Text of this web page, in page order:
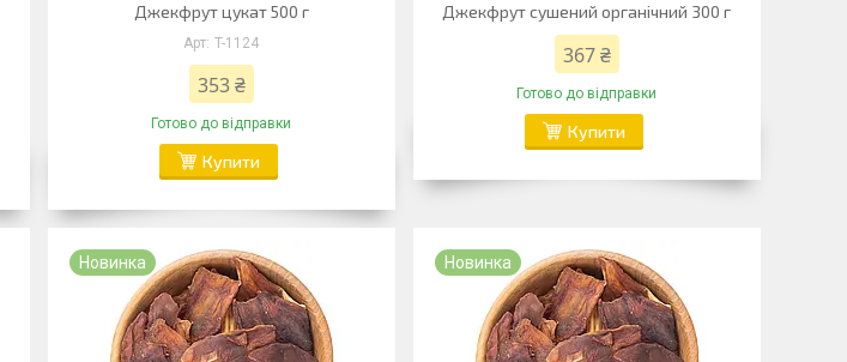
Джекфрут цукат 500 г
T-1124
353 ₴
Готово до відправки
Купити
Джекфрут сушений органічний 300 г
367 ₴
Готово до відправки
Купити
Новинка Новинка